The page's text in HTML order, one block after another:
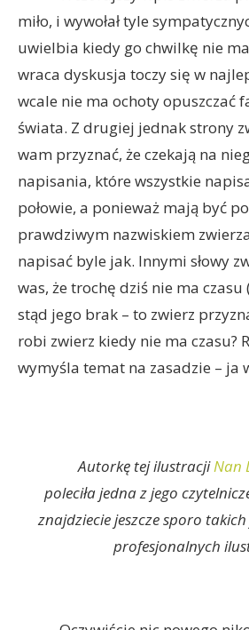
miło, i wywołał tyle
uwielbia kiedy go chwilkę nie
wraca dyskusja toczy się w
wcale nie ma ochoty opuszczać
świata. Z drugiej jednak strony
wam przyznać, że czekają na
napisania, które wszystkie
połowie, a ponieważ mają być
prawdziwym nazwiskiem
napisać byle jak. Innymi słowy
was, że trochę dziś nie ma czasu
stąd jego brak – to zwierz
robi zwierz kiedy nie ma czasu?
wymyśla temat na zasadzie – ja
Autorkę tej ilustracjiNan
poleciła jedna z jego
znajdziecie jeszcze sporo
profesjonalnych